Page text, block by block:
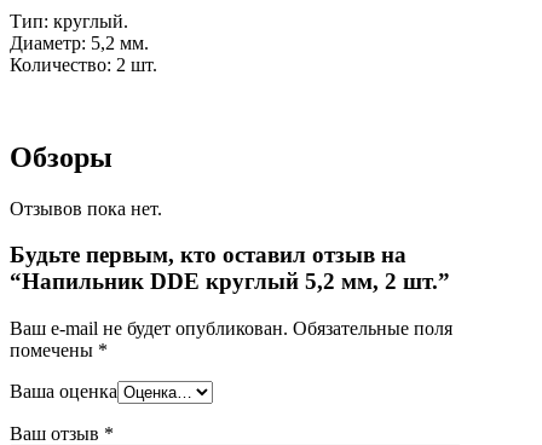
Тип: круглый.
Диаметр: 5,2 мм.
Количество: 2 шт.
Обзоры
Отзывов пока нет.
Будьте первым, кто оставил отзыв на
“Напильник DDE круглый 5,2 мм, 2 шт.”
Ваш e-mail не будет опубликован. Обязательные поля
помечены *
Ваша оценка
Ваш отзыв *